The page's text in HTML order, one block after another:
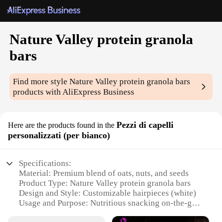
Nature Valley protein granola
bars
Find more styleNature Valley protein granola bars
products with AliExpress Business
Here are the products found in the Pezzi di capelli
personalizzati (per bianco)
Specifications:
Material: Premium blend of oats, nuts, and seeds
Product Type: Nature Valley protein granola bars
Design and Style: Customizable hairpieces (white)
Usage and Purpose: Nutritious snacking on-the-go